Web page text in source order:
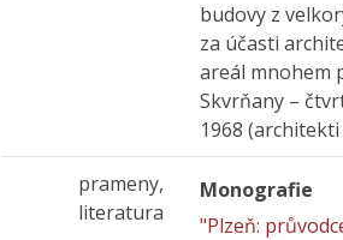
budovy z
za účasti
areál mnohem
Skvrňany –
1968
prameny,
literatura
Monografie
"Plzeň: